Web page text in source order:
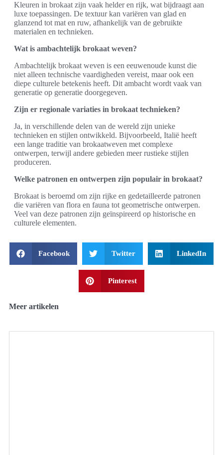
Kleuren in brokaat zijn vaak helder en rijk, wat bijdraagt aan
luxe toepassingen. De textuur kan variëren van glad en
glanzend tot mat en ruw, afhankelijk van de gebruikte
materialen en technieken.
Wat is ambachtelijk brokaat weven?
Ambachtelijk brokaat weven is een eeuwenoude kunst die
niet alleen technische vaardigheden vereist, maar ook een
diepe culturele betekenis heeft. Dit ambacht wordt vaak van
generatie op generatie doorgegeven.
Zijn er regionale variaties in brokaat technieken?
Ja, in verschillende delen van de wereld zijn unieke
technieken en stijlen ontwikkeld. Bijvoorbeeld, Italië heeft
een lange traditie van brokaatweven met complexe
ontwerpen, terwijl andere gebieden meer rustieke stijlen
produceren.
Welke patronen en ontwerpen zijn populair in brokaat?
Brokaat is beroemd om zijn rijke en gedetailleerde patronen
die variëren van flora en fauna tot geometrische ontwerpen.
Veel van deze patronen zijn geïnspireerd op historische en
culturele elementen.
Facebook Twitter LinkedIn
Pinterest
Meer artikelen